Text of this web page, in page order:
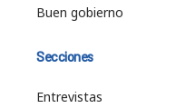
Buen gobierno
Secciones
Entrevistas